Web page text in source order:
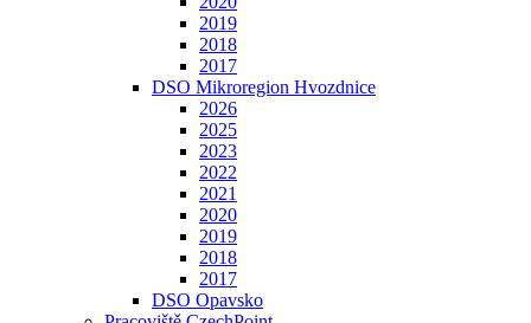
2019
2018
2017
DSO Mikroregion Hvozdnice
2026
2025
2023
2022
2021
2020
2019
2018
2017
DSO Opavsko